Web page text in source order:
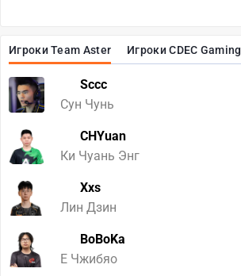
Игроки Team Aster Игроки CDEC Gaming
Sccc
Сун Чунь
CHYuan
Ки Чуань Энг
Xxs
Лин Дзин
BoBoKa
Е Чжибяо